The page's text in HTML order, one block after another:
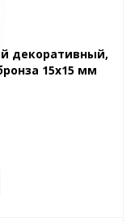
декоративный,
15х15 мм